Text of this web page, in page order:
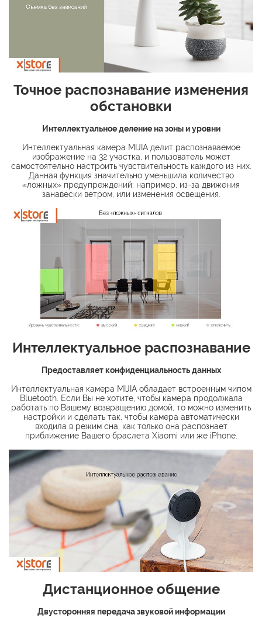
Точное распознавание изменения
обстановки
Интеллектуальное деление на зоны и уровни
Интеллектуальная камера MIJIA делит распознаваемое
изображение на 32 участка, и пользователь может
самостоятельно настроить чувствительность каждого из них.
Данная функция значительно уменьшила количество
«ложных» предупреждений: например, из-за движения
занавески ветром, или изменения освещения.
Интеллектуальное распознавание
Предоставляет конфиденциальность данных
Интеллектуальная камера MIJIA обладает встроенным чипом
Bluetooth. Если Вы не хотите, чтобы камера продолжала
работать по Вашему возвращению домой, то можно изменить
настройки и сделать так, чтобы камера автоматически
входила в режим сна, как только она распознает
приближение Вашего браслета Xiaomi или же iPhone.
Дистанционное общение
Двусторонняя передача звуковой информации